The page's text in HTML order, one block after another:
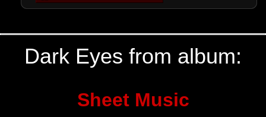
Dark Eyes from album:
Sheet Music